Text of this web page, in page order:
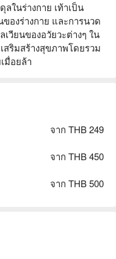
ในร่างกาย เท้าเป็น
องร่างกาย และการนวด
วียนของอวัยวะต่างๆ ใน
สริมสร้างสุขภาพโดยรวม
มื่อยล้า
จาก THB 249
จาก THB 450
จาก THB 500